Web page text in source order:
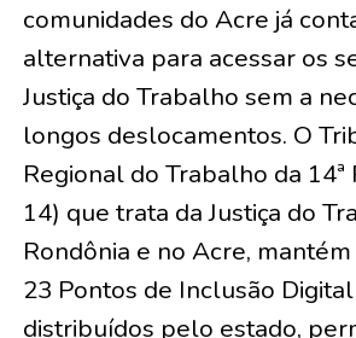
comunidades do Acre já
alternativa para acessar os
Justiça do Trabalho sem a
longos deslocamentos. O
Regional do Trabalho da 14ª
14) que trata da Justiça do
Rondônia e no Acre,
23 Pontos de Inclusão Digital
distribuídos pelo estado,